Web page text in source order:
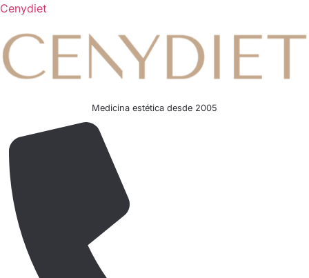
Cenydiet
Medicina estética desde 2005